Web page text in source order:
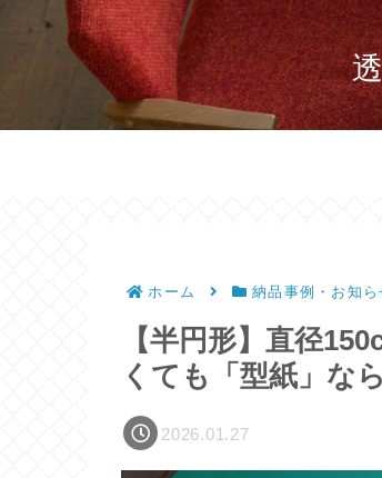
ホーム 納品事例・お知ら
【半円形】直径
くても「型紙」な
2026.01.27